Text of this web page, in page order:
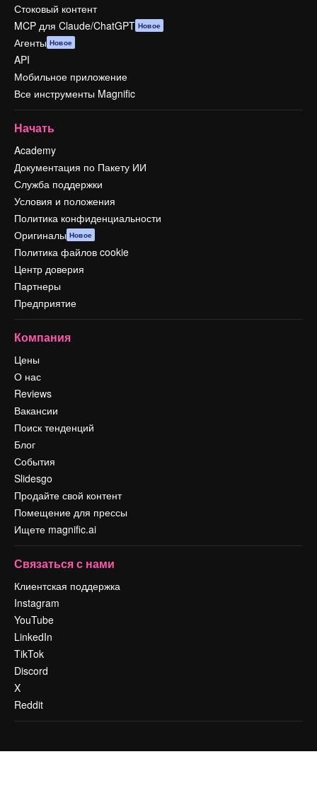
Стоковый контент
MCP для Claude/ChatGPT Новое
Агенты Новое
API
Мобильное приложение
Все инструменты Magnific
Начать
Academy
Документация по Пакету ИИ
Служба поддержки
Условия и положения
Политика конфиденциальности
Оригиналы Новое
Политика файлов cookie
Центр доверия
Партнеры
Предприятие
Компания
Цены
О нас
Reviews
Вакансии
Поиск тенденций
Блог
События
Slidesgo
Продайте свой контент
Помещение для прессы
Ищете magnific.ai
Связаться с нами
Клиентская поддержка
Instagram
YouTube
LinkedIn
TikTok
Discord
X
Reddit